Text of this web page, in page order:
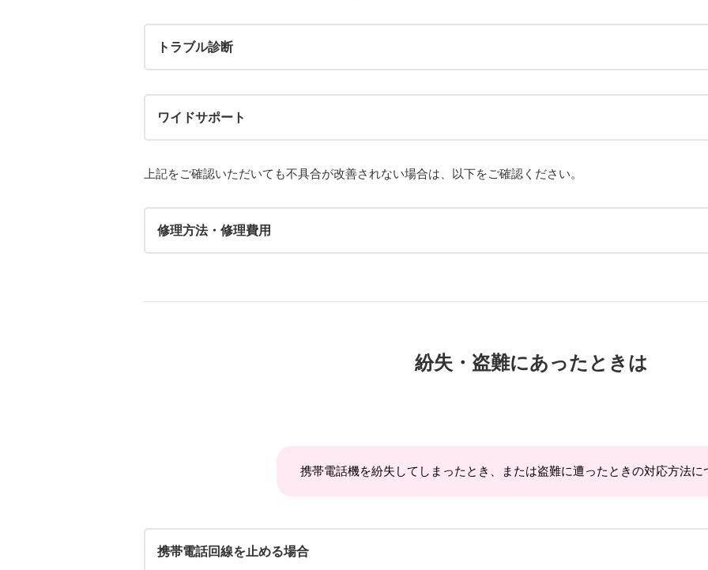
トラブル診断
ワイドサポート
上記をご確認いただいても不具合が改善されない場合は、以下をご確認ください。
修理方法・修理費用
紛失・盗難にあったときは
携帯電話機を紛失してしまったとき、または盗難に遭ったときの対応方法に
携帯電話回線を止める場合